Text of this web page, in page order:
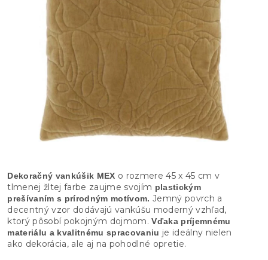
Dekoračný vankúšik MEX o rozmere 45 x 45 cm v
tlmenej žltej farbe zaujme svojím plastickým
prešívaním s prírodným motívom. Jemný povrch a
decentný vzor dodávajú vankúšu moderný vzhľad,
ktorý pôsobí pokojným dojmom.Vďaka príjemnému
materiálu a kvalitnému spracovaniu je ideálny nielen
ako dekorácia, ale aj na pohodlné opretie.